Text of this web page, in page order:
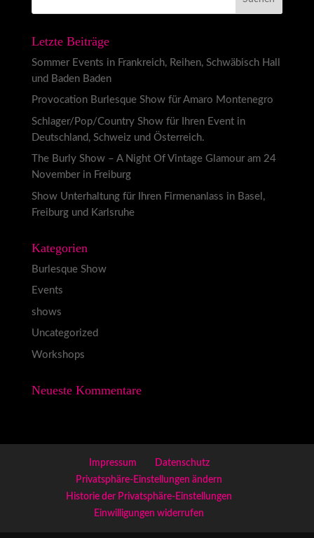
Letzte Beiträge
Sommer Events in Frankreich, Reihen, Schwäbisch Hall
und Baden Baden
Provocation Burlesque Show für Amaro Montenegro
Schlager/Pop/Country Show für Ihren Event in
Deutschland, Schweiz und Österreich.
The Burly Show – A Night Of Vintage Glamour am 24
November in Freiburg
Show Unterhaltung für Ihren Firmenanlass in Basel,
Freiburg und Karlsruhe
Kategorien
Burlesque Show
Events
shows
Uncategorized
Workshops
Neueste Kommentare
Impressum
Datenschutz
Privatsphäre-Einstellungen ändern
Historie der Privatsphäre-Einstellungen
Einwilligungen widerrufen